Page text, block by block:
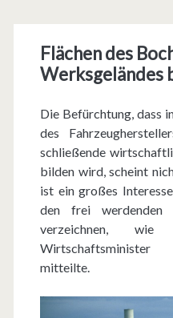
Flächen des
Werksgeländes
Die Befürchtung, dass
des
schließende
bilden wird, scheint
ist ein großes
den frei werdenden
verzeichnen,
Wirtschaftsminister
mitteilte.